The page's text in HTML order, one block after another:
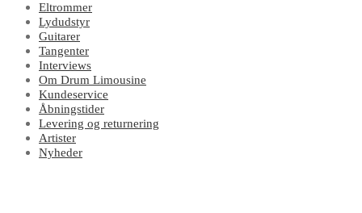
Eltrommer
Lydudstyr
Guitarer
Tangenter
Interviews
Om Drum Limousine
Kundeservice
Åbningstider
Levering og returnering
Artister
Nyheder